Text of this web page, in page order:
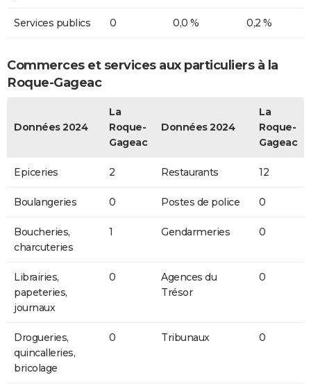
Services publics 0 0,0 % 0,2 %
Commerces et services aux particuliers à la
Roque-Gageac
Données 2024
La
Roque-
Gageac
Données 2024
La
Roque-
Gageac
Epiceries 2 Restaurants 12
Boulangeries 0 Postes de police 0
Boucheries,
charcuteries
1 Gendarmeries 0
Librairies,
papeteries,
journaux
0
Agences du
Trésor
0
Drogueries,
quincalleries,
bricolage
0 Tribunaux 0